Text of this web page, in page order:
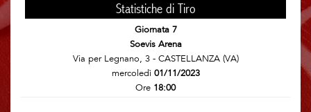
Statistiche di Tiro
Giornata 7
Soevis Arena
Via per Legnano, 3 - CASTELLANZA (VA)
mercoledì 01/11/2023
Ore 18:00